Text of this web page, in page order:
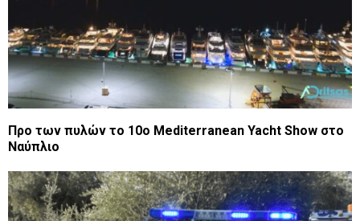
Προ των πυλών το 10ο Mediterranean Yacht Show στο
Ναύπλιο